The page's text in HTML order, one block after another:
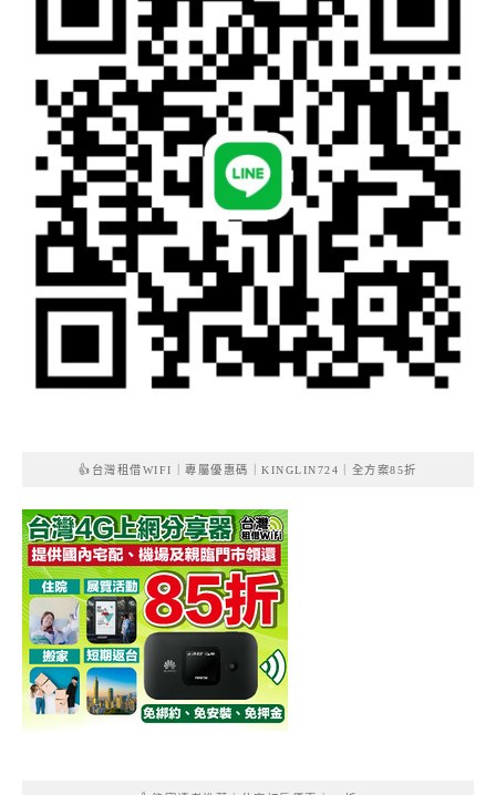
👍台灣租借WIFI｜專屬優惠碼｜KINGLIN724｜全方案85折